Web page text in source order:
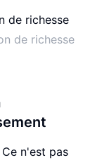
de richesse
n'est pas